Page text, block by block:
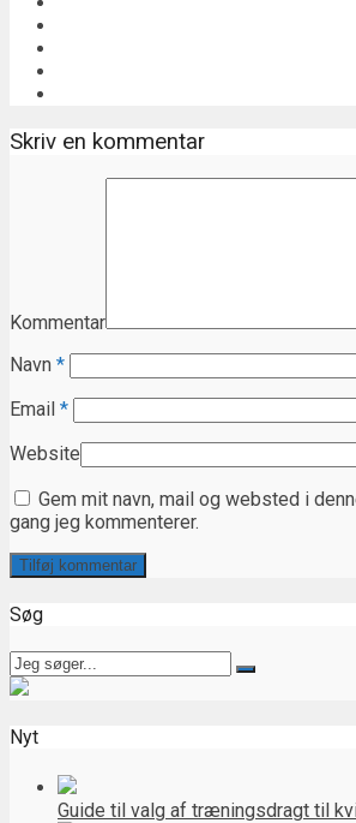
Skriv en kommentar
Kommentar
Navn *
Email *
Website
Gem mit navn, mail og websted i
gang jeg kommenterer.
Søg
Nyt
Guide til valg af træningsdragt til